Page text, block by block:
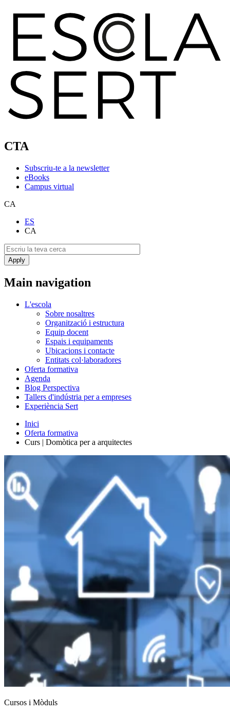
CTA
Subscriu-te a la newsletter
eBooks
Campus virtual
CA
ES
CA
Main navigation
L'escola
Sobre nosaltres
Organització i estructura
Equip docent
Espais i equipaments
Ubicacions i contacte
Entitats col·laboradores
Oferta formativa
Agenda
Blog Perspectiva
Tallers d'indústria per a empreses
Experiència Sert
Inici
Oferta formativa
Curs | Domòtica per a arquitectes
Cursos i Mòduls